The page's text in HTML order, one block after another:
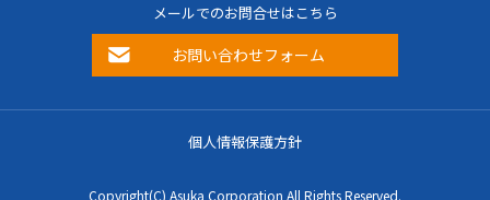
メールでのお問合せはこちら
お問い合わせフォーム
個人情報保護方針
Copyright(C) Asuka Corporation All Rights Reserved.